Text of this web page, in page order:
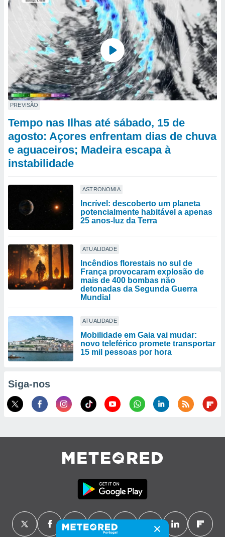
PREVISÃO
Tempo nas Ilhas até sábado, 15 de
agosto: Açores enfrentam dias de chuva
e aguaceiros; Madeira escapa à
instabilidade
ASTRONOMIA
Incrível: descoberto um planeta
potencialmente habitável a apenas
25 anos-luz da Terra
ATUALIDADE
Incêndios florestais no sul de
França provocaram explosão de
mais de 400 bombas não
detonadas da Segunda Guerra
Mundial
ATUALIDADE
Mobilidade em Gaia vai mudar:
novo teleférico promete transportar
15 mil pessoas por hora
Siga-nos